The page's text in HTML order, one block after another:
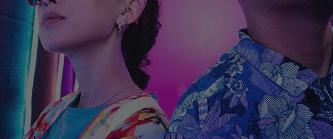
goodr-Sonnenbrillen sind mit Metallschrauben versehen, durch die Sie
Nickel gilt im Bundesstaat Kalifornien als krebserregend. Weitere
www.P65Warnings.ca.gov